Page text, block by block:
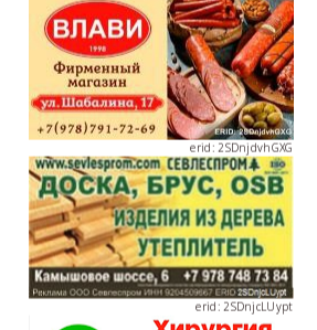
erid: 2SDnjdvhGXG
erid: 2SDnjcLUypt